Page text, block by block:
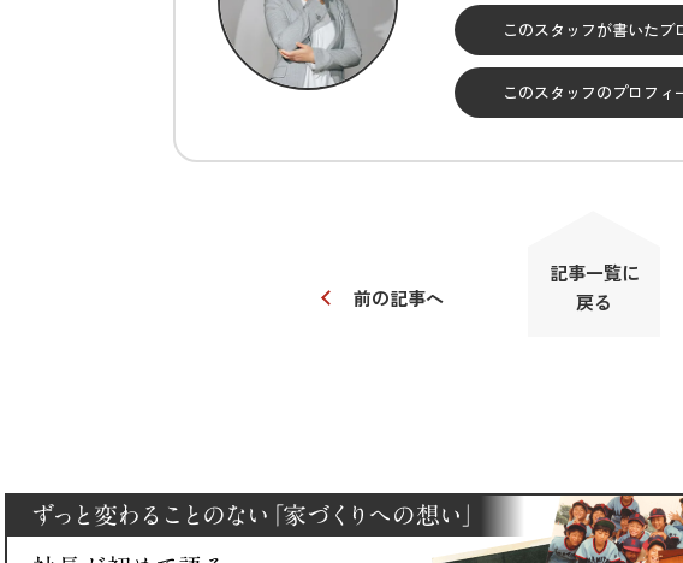
このスタッフが書いたブ
このスタッフのプロフィ
前の記事へ
記事一覧に
戻る